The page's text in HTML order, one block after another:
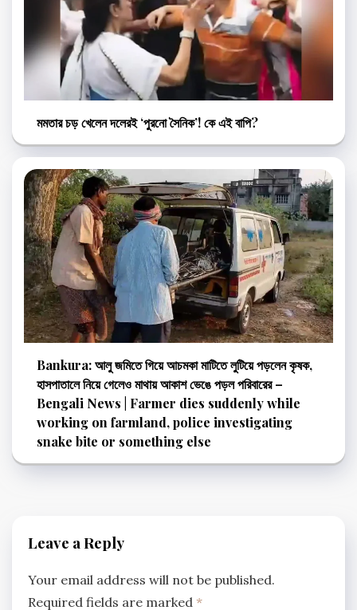
মমতার চড় খেলেন দলেরই ‘পুরনো সৈনিক’! কে এই বাপি?
Bankura: আলু জমিতে গিয়ে আচমকা মাটিতে লুটিয়ে পড়লেন কৃষক,
হাসপাতালে নিয়ে গেলেও মাথায় আকাশ ভেঙে পড়ল পরিবারের –
Bengali News | Farmer dies suddenly while
working on farmland, police investigating
snake bite or something else
Leave a Reply
Your email address will not be published.
Required fields are marked *